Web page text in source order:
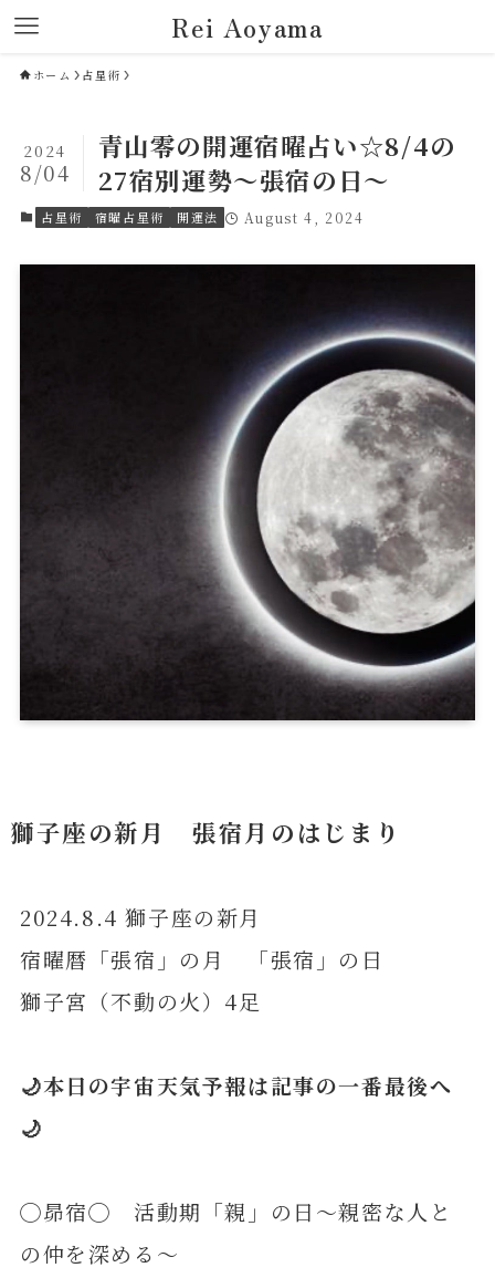
Rei Aoyama
ホーム 占星術
青山零の開運宿曜占い☆8/4の
27宿別運勢～張宿の日～
2024
8/04
占星術 宿曜占星術 開運法 August 4, 2024
獅子座の新月 張宿月のはじまり
2024.8.4 獅子座の新月
宿曜暦「張宿」の月 「張宿」の日
獅子宮（不動の火）4足
🌙本日の宇宙天気予報は記事の一番最後へ
🌙
◯昴宿◯ 活動期「親」の日～親密な人と
の仲を深める～